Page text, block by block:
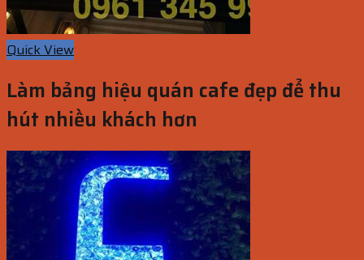
Quick View
Làm bảng hiệu quán cafe đẹp để thu
hút nhiều khách hơn